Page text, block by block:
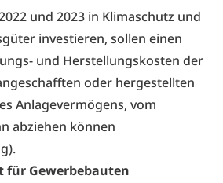
und 2023 in Klimaschutz und
investieren, sollen einen
und Herstellungskosten der
oder hergestellten
Anlagevermögens, vom
abziehen können
für Gewerbebauten